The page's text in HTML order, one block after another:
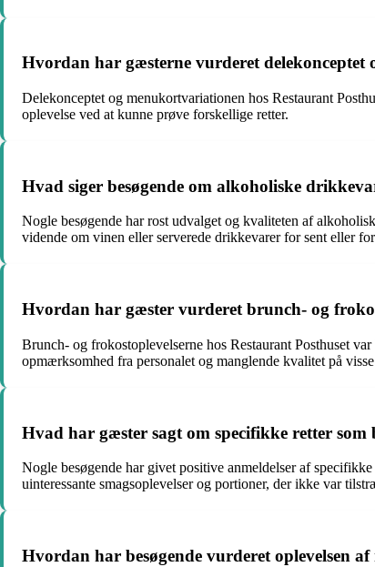
Hvordan har gæsterne vurderet delekonceptet
Delekonceptet og menukortvariationen hos Restaurant
oplevelse ved at kunne prøve forskellige retter.
Hvad siger besøgende om alkoholiske
Nogle besøgende har rost udvalget og kvaliteten af
vidende om vinen eller serverede drikkevarer for sent eller
Hvordan har gæster vurderet brunch- og
Brunch- og frokostoplevelserne hos Restaurant Posthuset
opmærksomhed fra personalet og manglende kvalitet på visse
Hvad har gæster sagt om specifikke retter
Nogle besøgende har givet positive anmeldelser af
uinteressante smagsoplevelser og portioner, der ikke var
Hvordan har besøgende vurderet oplevelsen